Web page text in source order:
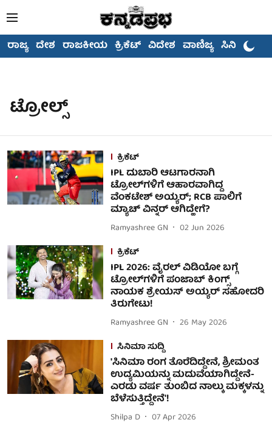
ರಾಜ್ಯ ದೇಶ ರಾಜಕೀಯ ಕ್ರಿಕೆಟ್ ವಿದೇಶ ವಾಣಿಜ್ಯ ಸಿನಿಮಾ
ಟ್ರೋಲ್ಸ್
ಕ್ರಿಕೆಟ್
IPL ದುಬಾರಿ ಆಟಗಾರನಾಗಿ
ಟ್ರೋಲ್‌ಗಳಿಗೆ ಆಹಾರವಾಗಿದ್ದ
ವೆಂಕಟೇಶ್ ಅಯ್ಯರ್; RCB ಪಾಲಿಗೆ
ಮ್ಯಾಚ್ ವಿನ್ನರ್ ಆಗಿದ್ಹೇಗೆ?
Ramyashree GN
02 Jun 2026
ಕ್ರಿಕೆಟ್
IPL 2026: ವೈರಲ್ ವಿಡಿಯೋ ಬಗ್ಗೆ
ಟ್ರೋಲ್‌ಗಳಿಗೆ ಪಂಜಾಬ್ ಕಿಂಗ್ಸ್
ನಾಯಕ ಶ್ರೇಯಸ್ ಅಯ್ಯರ್ ಸಹೋದರಿ
ತಿರುಗೇಟು!
Ramyashree GN
26 May 2026
ಸಿನಿಮಾ ಸುದ್ದಿ
'ಸಿನಿಮಾ ರಂಗ ತೊರೆದಿದ್ದೇನೆ, ಶ್ರೀಮಂತ
ಉದ್ಯಮಿಯನ್ನು ಮದುವೆಯಾಗಿದ್ದೇನೆ-
ಎರಡು ವರ್ಷ ತುಂಬಿದ ನಾಲ್ಕು ಮಕ್ಕಳನ್ನು
ಬೆಳೆಸುತ್ತಿದ್ದೇನೆ'!
Shilpa D
07 Apr 2026